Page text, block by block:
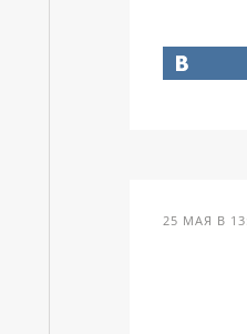
25 МАЯ В